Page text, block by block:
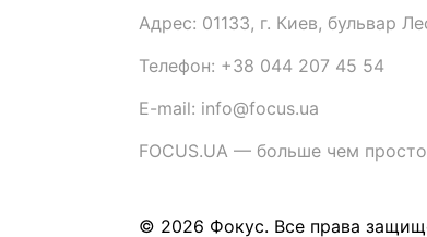
Адрес: 01133, г. Киев, бульвар
Телефон: +38 044 207 45 54
E-mail: info@focus.ua
FOCUS.UA — больше чем
© 2026 Фокус. Все права